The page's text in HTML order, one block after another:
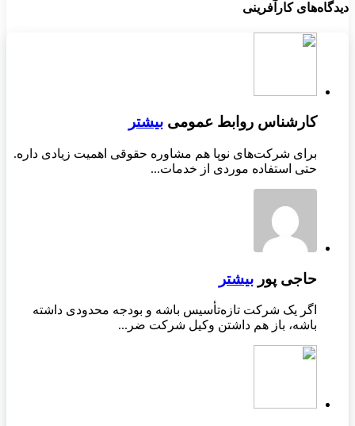
دیدگاه‌های کارآفرینی
کارشناس روابط عمومی بیشتر
برای شرکت‌های نوپا هم مشاوره حقوقی اهمیت زیادی داره.
حتی استفاده موردی از خدمات...
حاجی پور بیشتر
اگر یک شرکت تازه‌تأسیس باشه و بودجه محدودی داشته
باشه، باز هم داشتن وکیل شرکت ضر...